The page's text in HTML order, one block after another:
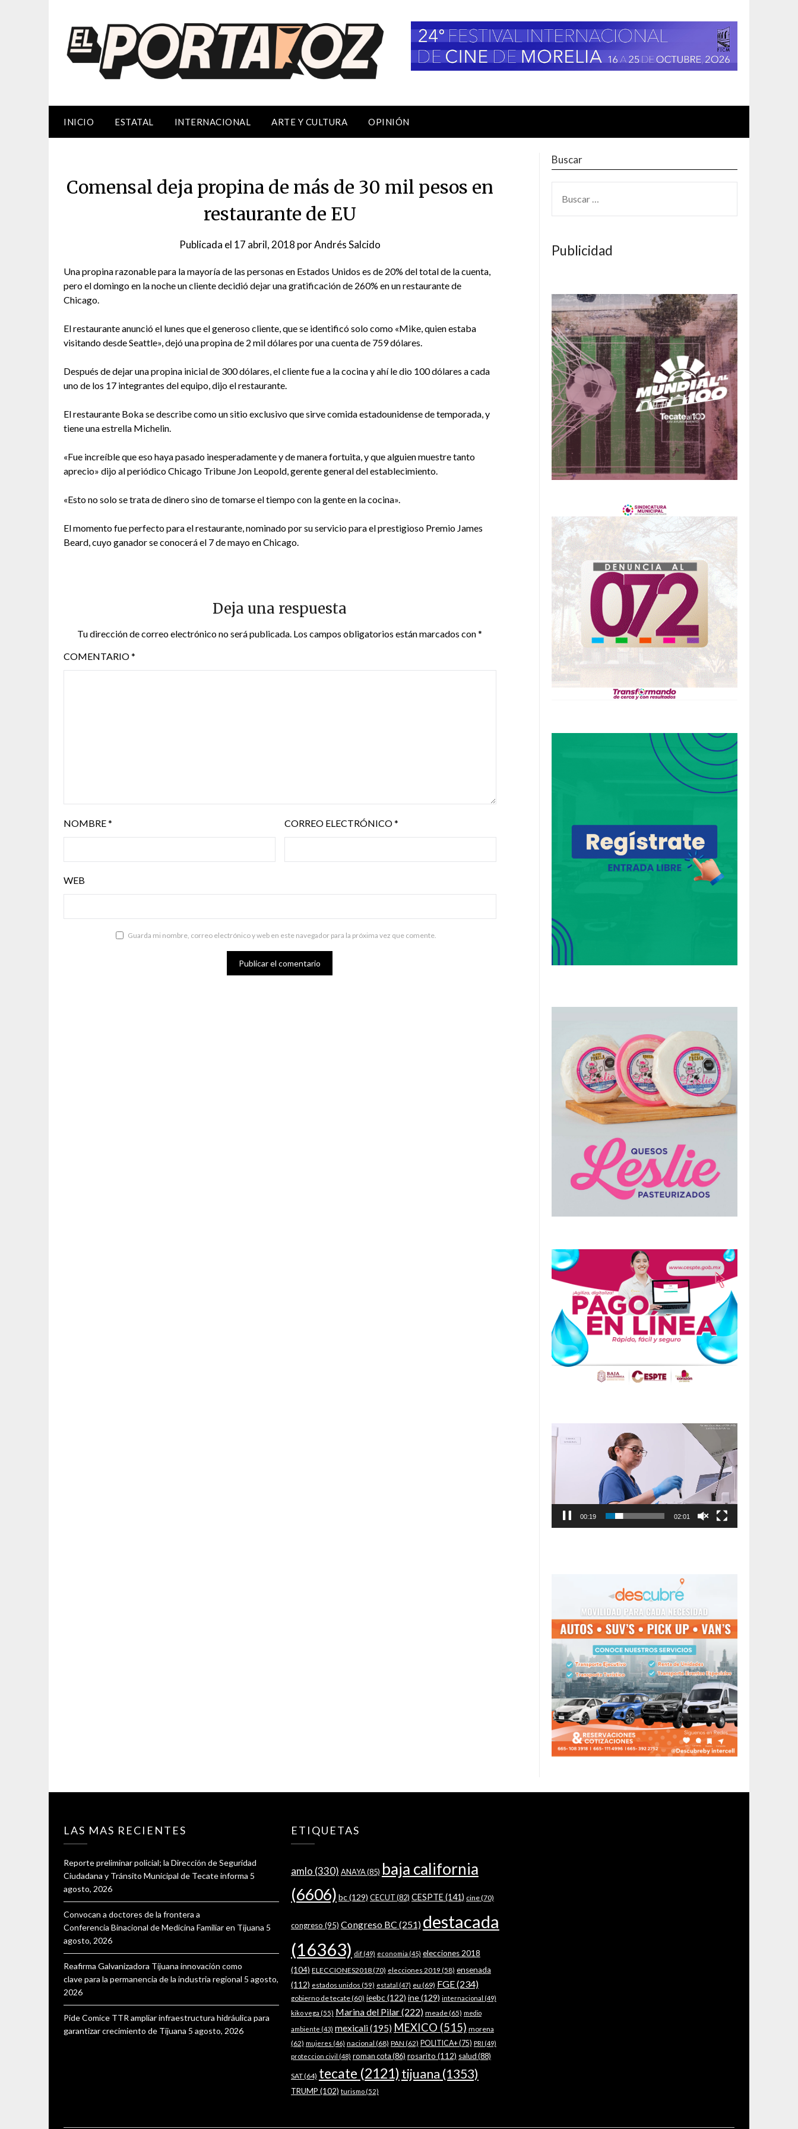
INICIO ESTATAL INTERNACIONAL ARTE Y CULTURA OPINIÓN
Comensal deja propina de más de 30 mil pesos en
restaurante de EU
Publicada el 17 abril, 2018 porAndrés Salcido
Una propina razonable para la mayoría de las personas en Estados Unidos es de 20% del total de la cuenta,
pero el domingo en la noche un cliente decidió dejar una gratificación de 260% en un restaurante de
Chicago.
El restaurante anunció el lunes que el generoso cliente, que se identificó solo como «Mike, quien estaba
visitando desde Seattle», dejó una propina de 2 mil dólares por una cuenta de 759 dólares.
Después de dejar una propina inicial de 300 dólares, el cliente fue a la cocina y ahí le dio 100 dólares a cada
uno de los 17 integrantes del equipo, dijo el restaurante.
El restaurante Boka se describe como un sitio exclusivo que sirve comida estadounidense de temporada, y
tiene una estrella Michelin.
«Fue increíble que eso haya pasado inesperadamente y de manera fortuita, y que alguien muestre tanto
aprecio» dijo al periódico Chicago Tribune Jon Leopold, gerente general del establecimiento.
«Esto no solo se trata de dinero sino de tomarse el tiempo con la gente en la cocina».
El momento fue perfecto para el restaurante, nominado por su servicio para el prestigioso Premio James
Beard, cuyo ganador se conocerá el 7 de mayo en Chicago.
Deja una respuesta
Tu dirección de correo electrónico no será publicada. Los campos obligatorios están marcados con*
COMENTARIO*
NOMBRE* CORREO ELECTRÓNICO*
WEB
Guarda mi nombre, correo electrónico y web en este navegador para la próxima vez que comente.
Buscar
Publicidad
Reproductor
de
00:20 02:01
LAS MAS RECIENTES
Reporte preliminar policial; la Dirección de Seguridad
Ciudadana y Tránsito Municipal de Tecate informa 5
agosto, 2026
Convocan a doctores de la frontera a
Conferencia Binacional de Medicina Familiar en Tijuana 5
agosto, 2026
Reafirma Galvanizadora Tijuana innovación como
clave para la permanencia de la industria regional 5 agosto,
2026
Pide Comice TTR ampliar infraestructura hidráulica para
garantizar crecimiento de Tijuana 5 agosto, 2026
ETIQUETAS
amlo (330) ANAYA(85) baja california
(6606) bc(129) CECUT(82) CESPTE (141) cine(70)
congreso (95) Congreso BC (251) destacada
(16363) dif(49) economia (45) elecciones 2018
(104) ELECCIONES2018(70) elecciones 2019 (58) ensenada
(112) estados unidos (59) estatal (47) eu (69) FGE(234)
gobierno de tecate(60) ieebc(122) ine(129) internacional (49)
kiko vega (55) Marina del Pilar(222) meade(65) medio
ambiente (43) mexicali(195) MEXICO (515) morena
(62) mujeres (46) nacional (68) PAN (62) POLITICA+(75) PRI (49)
proteccion civil (48) roman cota(86) rosarito (112) salud(88)
SAT(64) tecate (2121) tijuana (1353)
TRUMP (102) turismo(52)